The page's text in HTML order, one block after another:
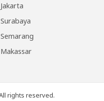
Jakarta
Surabaya
Semarang
Makassar
rights reserved.